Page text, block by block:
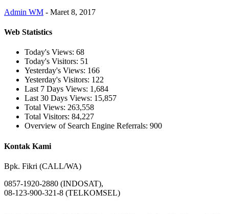
Admin WM - Maret 8, 2017
Web Statistics
Today's Views: 68
Today's Visitors: 51
Yesterday's Views: 166
Yesterday's Visitors: 122
Last 7 Days Views: 1,684
Last 30 Days Views: 15,857
Total Views: 263,558
Total Visitors: 84,227
Overview of Search Engine Referrals: 900
Kontak Kami
Bpk. Fikri (CALL/WA)
0857-1920-2880 (INDOSAT),
08-123-900-321-8 (TELKOMSEL)